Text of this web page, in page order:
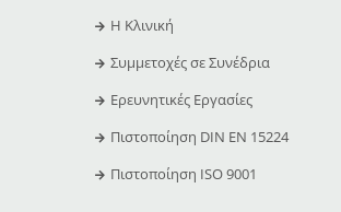
Η Κλινική
Συμμετοχές σε Συνέδρια
Ερευνητικές Εργασίες
Πιστοποίηση DIN EN 15224
Πιστοποίηση ISO 9001